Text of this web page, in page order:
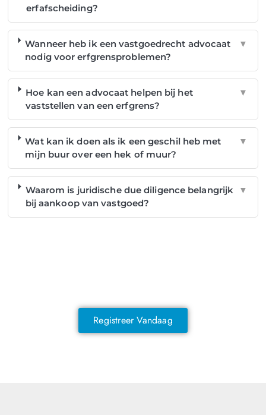
erfafscheiding?
Wanneer heb ik een vastgoedrecht advocaat
nodig voor erfgrensproblemen?
▼
Hoe kan een advocaat helpen bij het
vaststellen van een erfgrens?
▼
Wat kan ik doen als ik een geschil heb met
mijn buur over een hek of muur?
▼
Waarom is juridische due diligence belangrijk
bij aankoop van vastgoed?
▼
Registreer Vandaag